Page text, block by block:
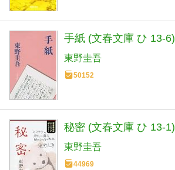
手紙 (文春文庫 ひ 13-6)
東野圭吾
50152
秘密 (文春文庫 ひ 13-1)
東野圭吾
44969